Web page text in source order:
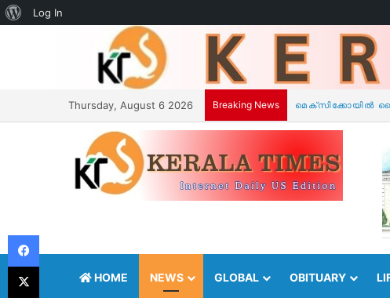
About
Log In
Thursday, August 6 2026 Breaking News ഐ.പി.സി സൗത്ത്
HOME NEWS GLOBAL OBITUARY
Facebook
X